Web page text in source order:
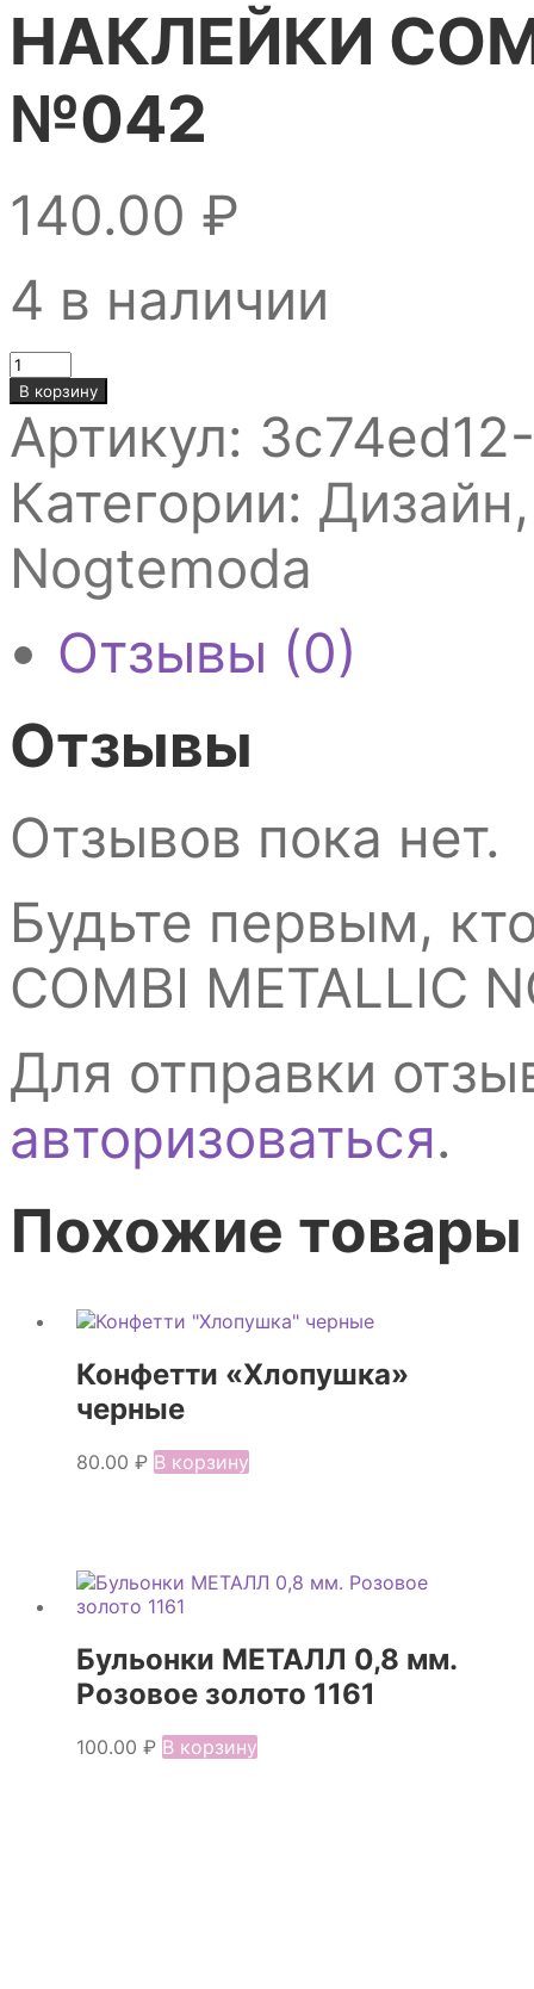
НАКЛЕЙКИ
№042
140.00 ₽
4 в наличии
Количество
товара
НАКЛЕЙКИ
COMBI
METALLIC
NOGTEMODA
№042
В корзину
Артикул:
Категории: Дизайн
Nogtemoda
Отзывы (0)
Отзывы
Отзывов пока нет.
Будьте первым,
COMBI METALLIC
Для отправки
авторизоваться.
Похожие товары
Конфетти «Хлопушка»
черные
80.00 ₽ В корзину
Бульонки МЕТАЛЛ 0,8 мм.
Розовое золото 1161
100.00 ₽ В корзину